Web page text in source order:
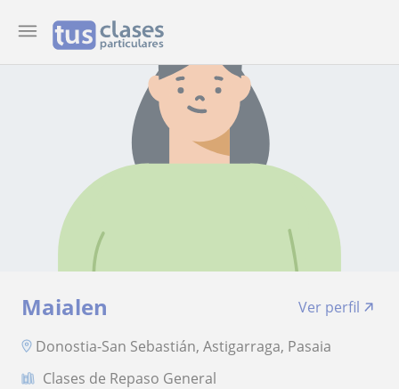
Maialen
Ver perfil
Donostia-San Sebastián, Astigarraga, Pasaia
Clases de Repaso General